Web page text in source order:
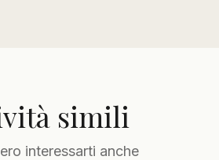
simili
interessarti anche